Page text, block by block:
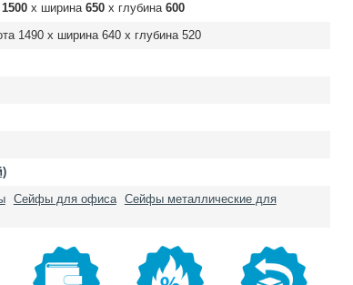
1500х ширина 650х глубина 600
1490х ширина 640х глубина 520
Сейфы для офиса
Сейфы металлические для